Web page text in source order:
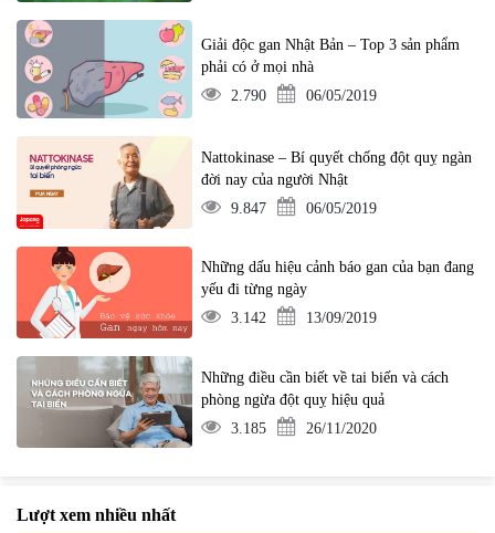
Giải độc gan Nhật Bản – Top 3 sản phẩm
phải có ở mọi nhà
2.790
06/05/2019
Nattokinase – Bí quyết chống đột quỵ ngàn
đời nay của người Nhật
9.847
06/05/2019
Những dấu hiệu cảnh báo gan của bạn đang
yếu đi từng ngày
3.142
13/09/2019
Những điều cần biết về tai biến và cách
phòng ngừa đột quỵ hiệu quả
3.185
26/11/2020
Lượt xem nhiều nhất